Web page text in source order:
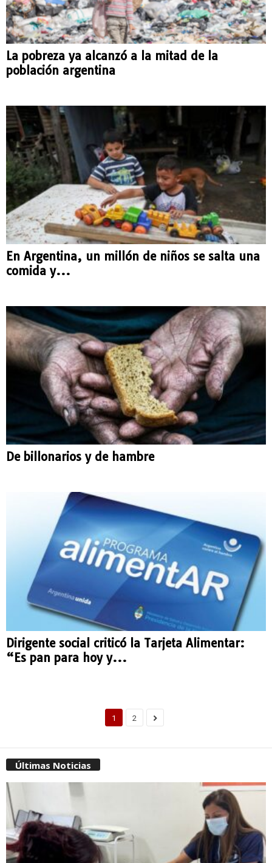
La pobreza ya alcanzó a la mitad de la
población argentina
En Argentina, un millón de niños se salta una
comida y...
De billonarios y de hambre
Dirigente social criticó la Tarjeta Alimentar:
“Es pan para hoy y...
1 2
Últimas Noticias